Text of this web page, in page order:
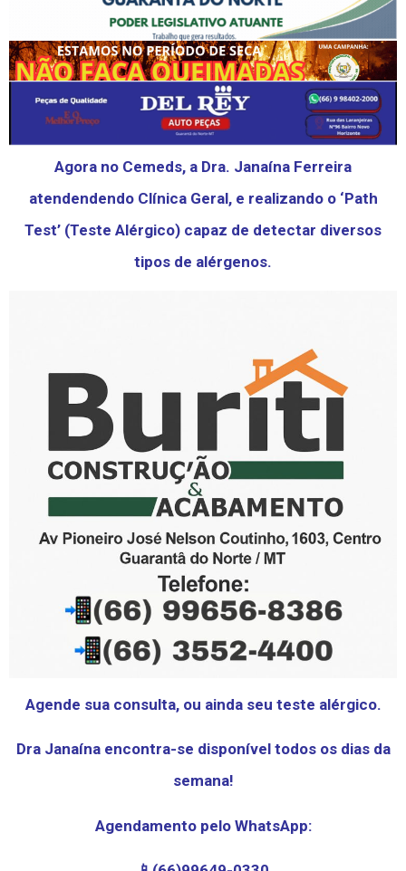
Agora no Cemeds, a Dra. Janaína Ferreira
atendendendo Clínica Geral, e realizando o ‘Path
Test’ (Teste Alérgico) capaz de detectar diversos
tipos de alérgenos.
Agende sua consulta, ou ainda seu teste alérgico.
Dra Janaína encontra-se disponível todos os dias da
semana!
Agendamento pelo WhatsApp: